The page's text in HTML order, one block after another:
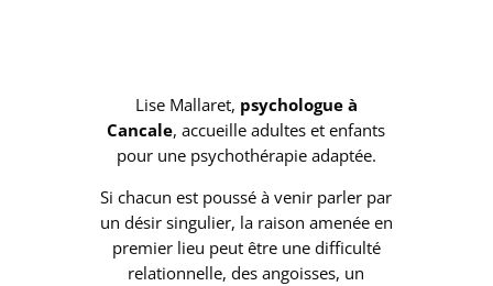
Lise Mallaret, psychologueà
Cancale, accueille adultes et enfants
pour une psychothérapie adaptée.
Si chacun est poussé à venir parler par
un désir singulier, la raison amenée en
premier lieu peut être une difficulté
relationnelle, des angoisses, un